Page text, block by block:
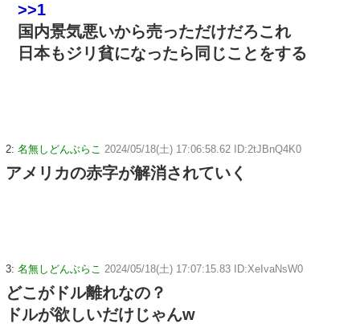
>>1
国内景気悪いから売っただけだろこれ
日本もジリ貧になったら同じことをする
2: 名無しどんぶらこ 2024/05/18(土) 17:06:58.62 ID:2tJBnQ4K0
アメリカの赤字が解消されていく
3: 名無しどんぶらこ 2024/05/18(土) 17:07:15.83 ID:XeIvaNsW0
どこがドル離れなの？
ドルが欲しいだけじゃんw